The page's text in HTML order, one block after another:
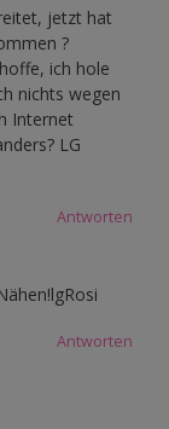
jetzt hat
?
ich hole
nichts wegen
Internet
LG
Antworten
Antworten